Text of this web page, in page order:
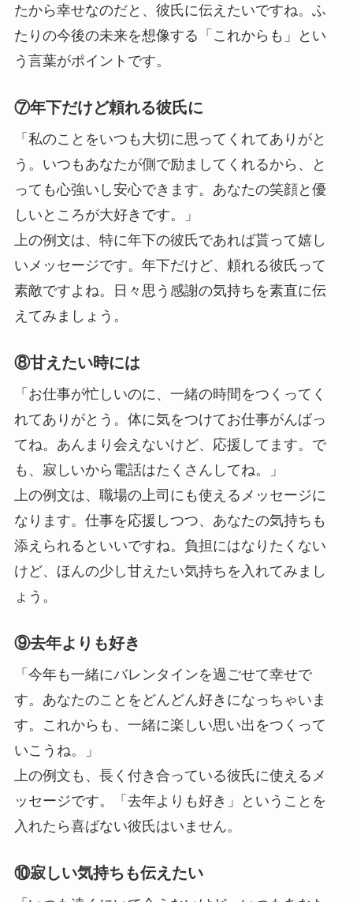
たから幸せなのだと、彼氏に伝えたいですね。ふ
たりの今後の未来を想像する「これからも」とい
う言葉がポイントです。
⑦年下だけど頼れる彼氏に
「私のことをいつも大切に思ってくれてありがと
う。いつもあなたが側で励ましてくれるから、と
っても心強いし安心できます。あなたの笑顔と優
しいところが大好きです。」
上の例文は、特に年下の彼氏であれば貰って嬉し
いメッセージです。年下だけど、頼れる彼氏って
素敵ですよね。日々思う感謝の気持ちを素直に伝
えてみましょう。
⑧甘えたい時には
「お仕事が忙しいのに、一緒の時間をつくってく
れてありがとう。体に気をつけてお仕事がんばっ
てね。あんまり会えないけど、応援してます。で
も、寂しいから電話はたくさんしてね。」
上の例文は、職場の上司にも使えるメッセージに
なります。仕事を応援しつつ、あなたの気持ちも
添えられるといいですね。負担にはなりたくない
けど、ほんの少し甘えたい気持ちを入れてみまし
ょう。
⑨去年よりも好き
「今年も一緒にバレンタインを過ごせて幸せで
す。あなたのことをどんどん好きになっちゃいま
す。これからも、一緒に楽しい思い出をつくって
いこうね。」
上の例文も、長く付き合っている彼氏に使えるメ
ッセージです。「去年よりも好き」ということを
入れたら喜ばない彼氏はいません。
⑩寂しい気持ちも伝えたい